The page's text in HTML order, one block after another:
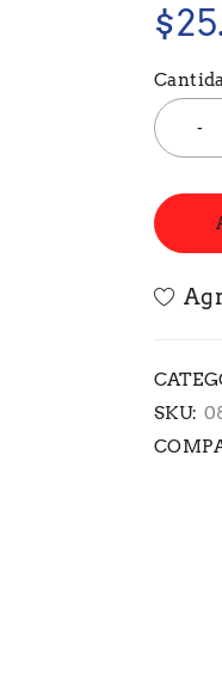
$
SKU: